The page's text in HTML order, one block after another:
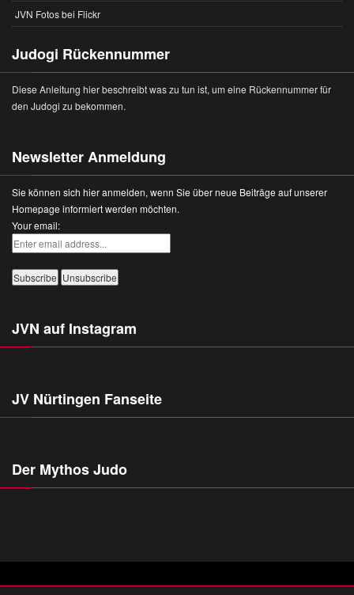
JVN Fotos bei Flickr
Judogi Rückennummer
Diese Anleitung hier beschreibt was zu tun ist, um eine Rückennummer für
den Judogi zu bekommen.
Newsletter Anmeldung
Sie können sich hier anmelden, wenn Sie über neue Beiträge auf unserer
Homepage informiert werden möchten.
Your email:
JVN auf Instagram
JV Nürtingen Fanseite
Der Mythos Judo